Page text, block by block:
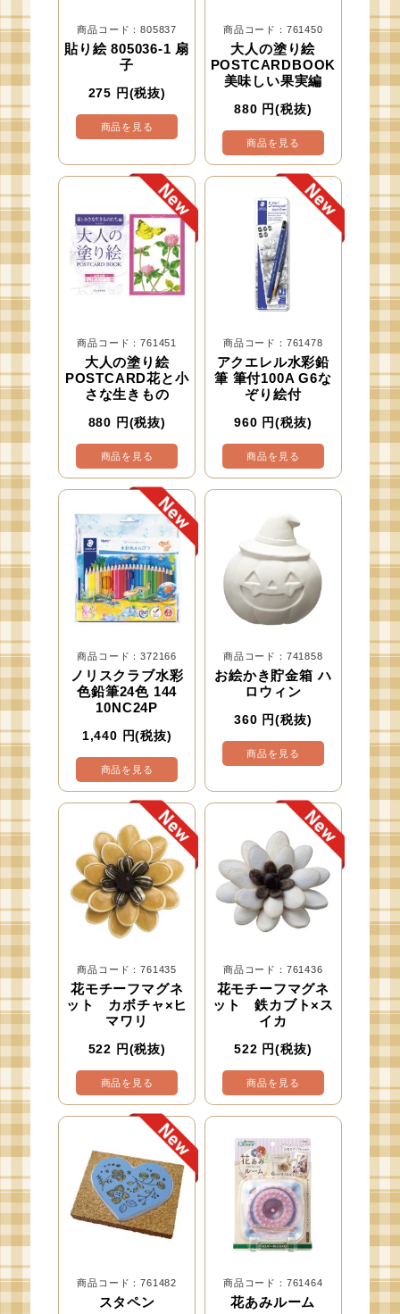
商品コード：805837
貼り絵 805036-1 扇
子
275 円(税抜)
商品を見る
商品コード：761450
大人の塗り絵
POSTCARDBOOK
美味しい果実編
880 円(税抜)
商品を見る
商品コード：761451
大人の塗り絵
POSTCARD花と小
さな生きもの
880 円(税抜)
商品を見る
商品コード：761478
アクエレル水彩鉛
筆 筆付100A G6な
ぞり絵付
960 円(税抜)
商品を見る
商品コード：372166
ノリスクラブ水彩
色鉛筆24色 144
10NC24P
1,440 円(税抜)
商品を見る
商品コード：741858
お絵かき貯金箱 ハ
ロウィン
360 円(税抜)
商品を見る
商品コード：761435
花モチーフマグネ
ット カボチャ×ヒ
マワリ
522 円(税抜)
商品を見る
商品コード：761436
花モチーフマグネ
ット 鉄カブト×ス
イカ
522 円(税抜)
商品を見る
商品コード：761482
スタペン
商品コード：761464
花あみルーム